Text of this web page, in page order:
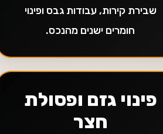
שבירת קירות, עבודות גבס ופינוי
חומרים ישנים מהנכס.
פינוי גזם ופסולת
חצר